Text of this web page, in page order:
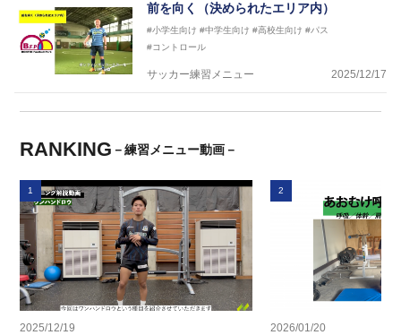
前を向く（決められたエリア内）
#小学生向け #中学生向け #高校生向け #パス
#コントロール
サッカー練習メニュー 2025/12/17
RANKING －練習メニュー動画－
1
2025/12/19
2
2026/01/20